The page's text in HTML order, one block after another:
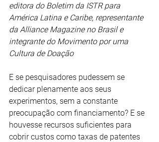
editora do Boletim da ISTR para
América Latina e Caribe, representante
da Alliance Magazine no Brasil e
integrante do Movimento por uma
Cultura de Doação
E se pesquisadores pudessem se
dedicar plenamente aos seus
experimentos, sem a constante
preocupação com financiamento? E se
houvesse recursos suficientes para
cobrir custos como taxas de patentes